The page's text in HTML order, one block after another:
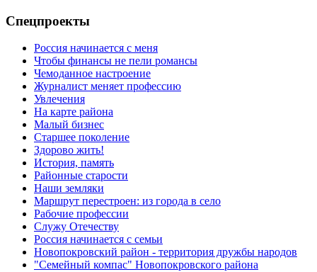
Спецпроекты
Россия начинается с меня
Чтобы финансы не пели романсы
Чемоданное настроение
Журналист меняет профессию
Увлечения
На карте района
Малый бизнес
Старшее поколение
Здорово жить!
История, память
Районные старости
Наши земляки
Маршрут перестроен: из города в село
Рабочие профессии
Служу Отечеству
Россия начинается с семьи
Новопокровский район - территория дружбы народов
"Семейный компас" Новопокровского района